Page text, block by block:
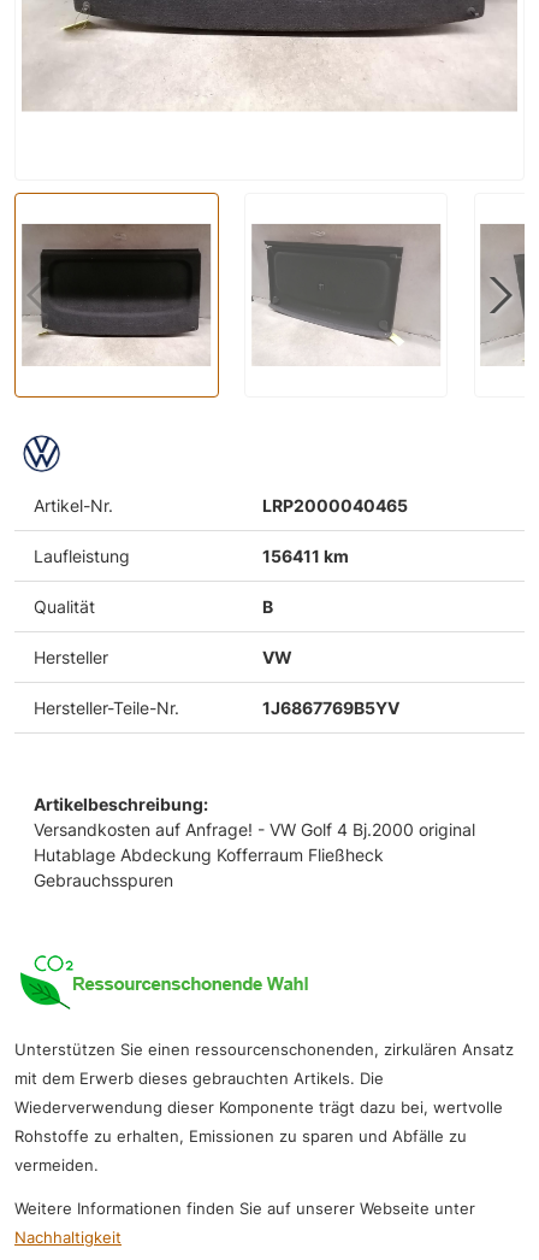
Artikel-Nr. LRP2000040465
Laufleistung 156411 km
Qualität B
Hersteller VW
Hersteller-Teile-Nr. 1J6867769B5YV
Artikelbeschreibung:
Versandkosten auf Anfrage! - VW Golf 4 Bj.2000 original
Hutablage Abdeckung Kofferraum Fließheck
Gebrauchsspuren
Unterstützen Sie einen ressourcenschonenden, zirkulären Ansatz
mit dem Erwerb dieses gebrauchten Artikels. Die
Wiederverwendung dieser Komponente trägt dazu bei, wertvolle
Rohstoffe zu erhalten, Emissionen zu sparen und Abfälle zu
vermeiden.
Weitere Informationen finden Sie auf unserer Webseite unter
Nachhaltigkeit